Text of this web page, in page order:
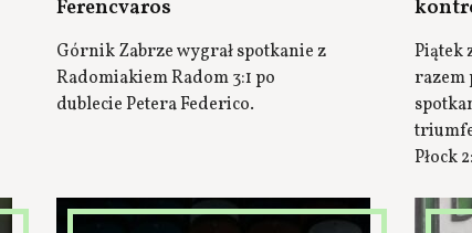
Ferencvaros
Górnik Zabrze wygrał spotkanie z
Radomiakiem Radom 3:1 po
dublecie Petera Federico.
Piątek
razem
Płock